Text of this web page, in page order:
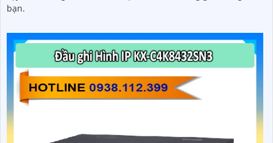
ĐẦU GHI HÌNH KX-CAI4K8116EN2